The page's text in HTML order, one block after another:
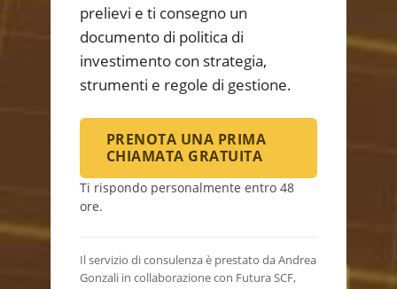
prelievi e ti consegno un
documento di politica di
investimento con strategia,
strumenti e regole di gestione.
PRENOTA UNA PRIMA
CHIAMATA GRATUITA
Ti rispondo personalmente entro 48
ore.
Il servizio di consulenza è prestato da Andrea
Gonzali in collaborazione con Futura SCF,